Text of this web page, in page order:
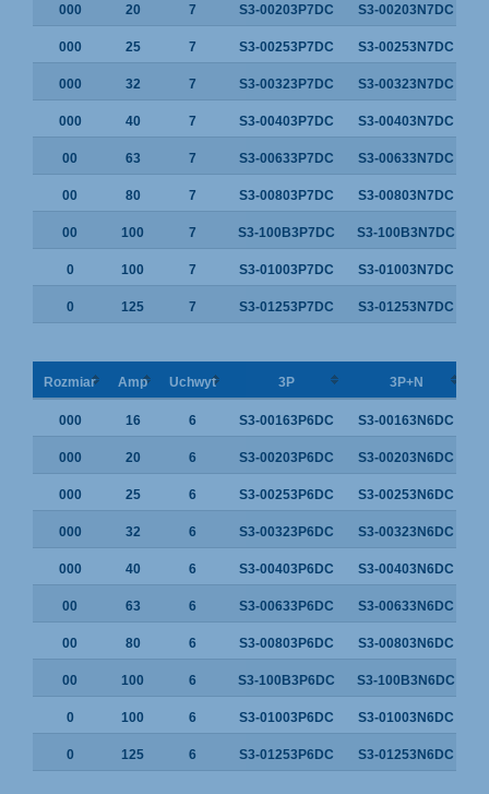
000 20 7 S3-00203P7DC S3-00203N7DC
000 25 7 S3-00253P7DC S3-00253N7DC
000 32 7 S3-00323P7DC S3-00323N7DC
000 40 7 S3-00403P7DC S3-00403N7DC
00 63 7 S3-00633P7DC S3-00633N7DC
00 80 7 S3-00803P7DC S3-00803N7DC
00 100 7 S3-100B3P7DC S3-100B3N7DC
0 100 7 S3-01003P7DC S3-01003N7DC
0 125 7 S3-01253P7DC S3-01253N7DC
Rozmiar Amp Uchwyt 3P 3P+N
000 16 6 S3-00163P6DC S3-00163N6DC
000 20 6 S3-00203P6DC S3-00203N6DC
000 25 6 S3-00253P6DC S3-00253N6DC
000 32 6 S3-00323P6DC S3-00323N6DC
000 40 6 S3-00403P6DC S3-00403N6DC
00 63 6 S3-00633P6DC S3-00633N6DC
00 80 6 S3-00803P6DC S3-00803N6DC
00 100 6 S3-100B3P6DC S3-100B3N6DC
0 100 6 S3-01003P6DC S3-01003N6DC
0 125 6 S3-01253P6DC S3-01253N6DC